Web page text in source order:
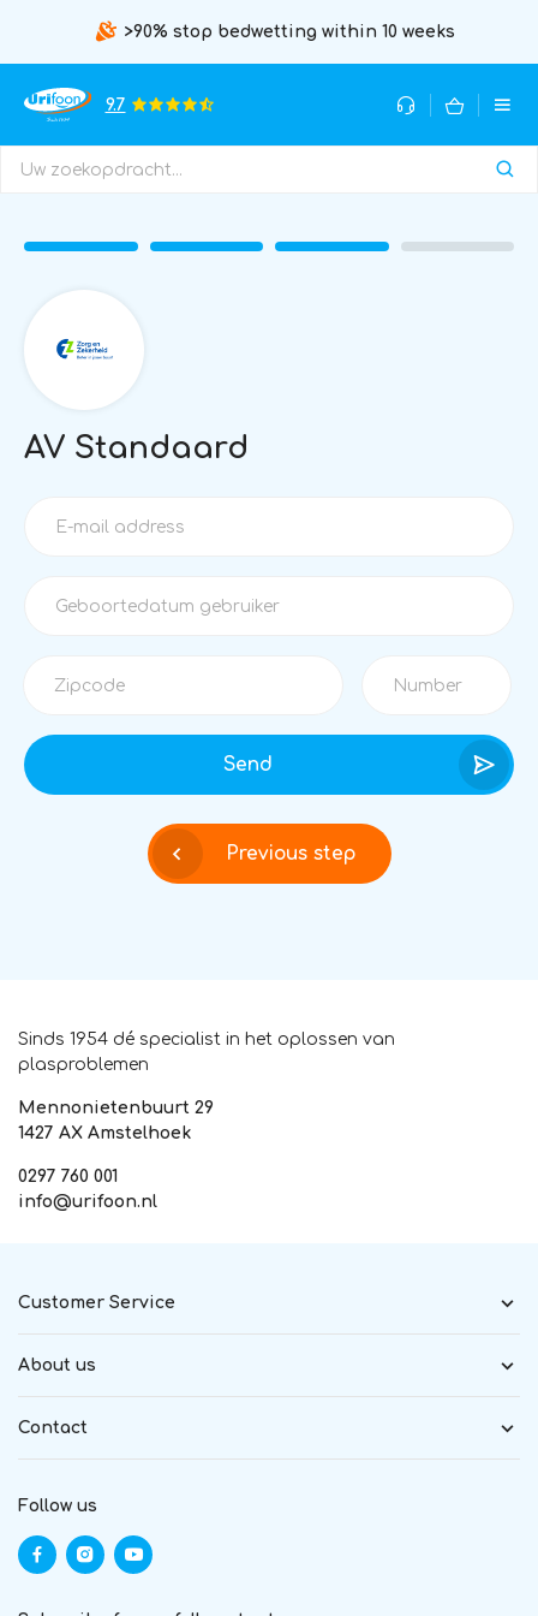
>90% stop bedwetting within 10 weeks
9.7
AV Standaard
Send
Previous step
Sinds 1954 dé specialist in het oplossen van
plasproblemen
Mennonietenbuurt 29
1427 AX Amstelhoek
0297 760 001
info@urifoon.nl
Customer Service
About us
Contact
Follow us